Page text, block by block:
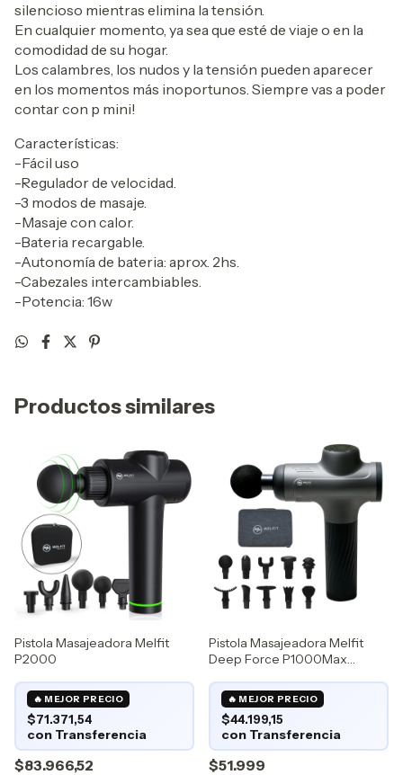
silencioso mientras elimina la tensión.
En cualquier momento, ya sea que esté de viaje o en la
comodidad de su hogar.
Los calambres, los nudos y la tensión pueden aparecer
en los momentos más inoportunos. Siempre vas a poder
contar con p mini!
Características:
-Fácil uso
-Regulador de velocidad.
-3 modos de masaje.
-Masaje con calor.
-Bateria recargable.
-Autonomía de bateria: aprox. 2hs.
-Cabezales intercambiables.
-Potencia: 16w
Productos similares
Pistola Masajeadora Melfit
P2000
$83.966,52
$71.371,54
Pistola Masajeadora Melfit
Deep Force P1000Max
Portatil
$51.999
$44.199,15